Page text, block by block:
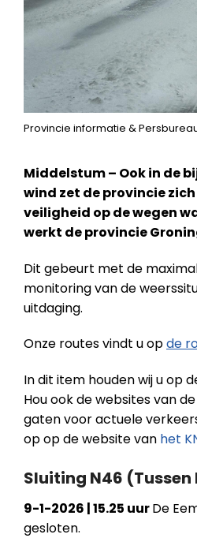
Provincie informatie &
Middelstum – Ook in de
wind zet de provincie
veiligheid op de wegen
werkt de provincie
Dit gebeurt met de
monitoring van de
uitdaging.
Onze routes vindt u opde
In dit item houden wij u op
Hou ook de websites van de
gaten voor actuele
op op de website van het
Sluiting N46
9-1-2026 | 15.25 uurDe
gesloten.